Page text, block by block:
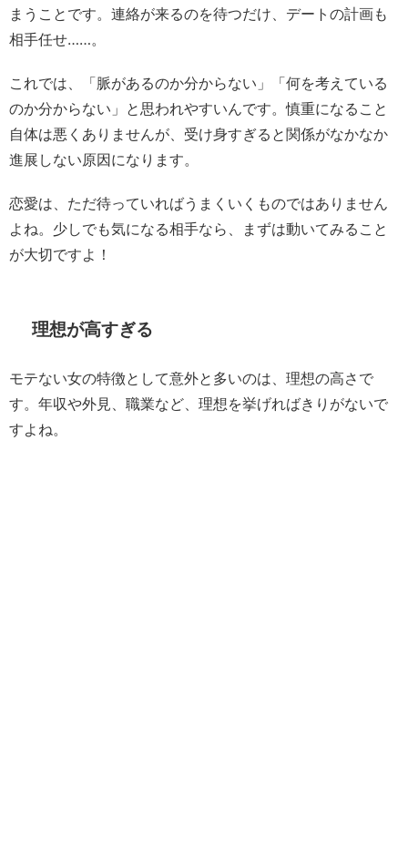
まうことです。連絡が来るのを待つだけ、デートの計画も
相手任せ……。
これでは、「脈があるのか分からない」「何を考えている
のか分からない」と思われやすいんです。慎重になること
自体は悪くありませんが、受け身すぎると関係がなかなか
進展しない原因になります。
恋愛は、ただ待っていればうまくいくものではありません
よね。少しでも気になる相手なら、まずは動いてみること
が大切ですよ！
理想が高すぎる
モテない女の特徴として意外と多いのは、理想の高さで
す。年収や外見、職業など、理想を挙げればきりがないで
すよね。